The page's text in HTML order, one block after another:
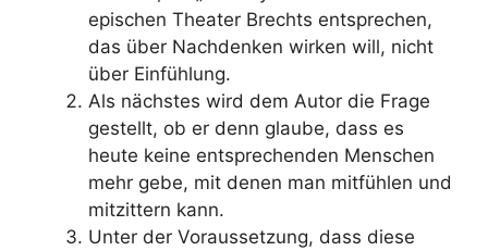
epischen Theater Brechts entsprechen,
das über Nachdenken wirken will, nicht
über Einfühlung.
Als nächstes wird dem Autor die Frage
gestellt, ob er denn glaube, dass es
heute keine entsprechenden Menschen
mehr gebe, mit denen man mitfühlen und
mitzittern kann.
Unter der Voraussetzung, dass diese